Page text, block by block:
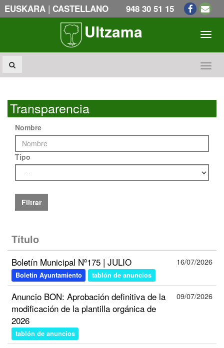
EUSKARA | CASTELLANO 948 30 51 15
Ultzama
Transparencia
Nombre
Tipo
Filtrar
Título
Boletín Municipal Nº175 | JULIO
Boletín Ayuntamiento tablón de anuncios
16/07/2026
Anuncio BON: Aprobación definitiva de la
modificación de la plantilla orgánica de
2026
tablón de anuncios
09/07/2026